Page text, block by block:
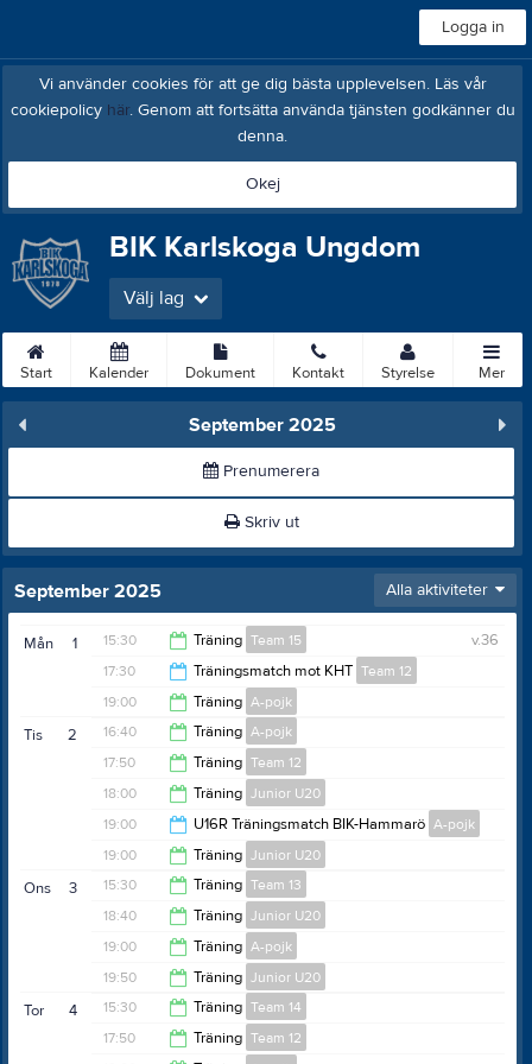
Logga in
Vi använder cookies för att ge dig bästa upplevelsen. Läs vår
cookiepolicy här. Genom att fortsätta använda tjänsten godkänner du
denna.
Okej
BIK Karlskoga Ungdom
Välj lag
Start Kalender Dokument Kontakt Styrelse Mer
September 2025
Prenumerera
Skriv ut
September 2025 Alla aktiviteter
1
Mån v.36
15:30 Träning Team 15
16:30
17:30 Träningsmatch mot KHT Team 12
20:30
19:00 Träning A-pojk
20:00
2
Tis 16:40 Träning A-pojk
17:40
17:50 Träning Team 12
18:50
18:00 Träning Junior U20
19:00
19:00 U16R Träningsmatch BIK-Hammarö A-pojk
21:00
19:00 Träning Junior U20
20:00
3
Ons 15:30 Träning Team 13
16:30
18:40 Träning Junior U20
21:10
19:00 Träning A-pojk
20:00
19:50 Träning Junior U20
22:20
4
Tor 15:30 Träning Team 14
17:50 Träning Team 12